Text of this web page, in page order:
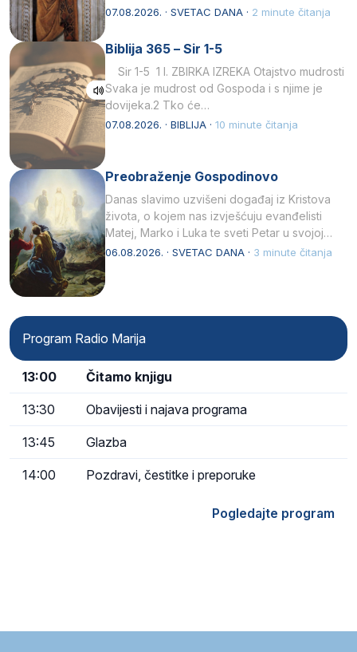
afričkim…
07.08.2026. · SVETAC DANA · 2 minute čitanja
Biblija 365 – Sir 1-5
Sir 1-5 1 I. ZBIRKA IZREKA Otajstvo mudrosti
Svaka je mudrost od Gospoda i s njime je
dovijeka.2 Tko će…
07.08.2026. · BIBLIJA · 10 minute čitanja
Preobraženje Gospodinovo
Danas slavimo uzvišeni događaj iz Kristova
života, o kojem nas izvješćuju evanđelisti
Matej, Marko i Luka te sveti Petar u svojoj
drugoj…
06.08.2026. · SVETAC DANA · 3 minute čitanja
Program Radio Marija
13:00 Čitamo knjigu
13:30 Obavijesti i najava programa
13:45 Glazba
14:00 Pozdravi, čestitke i preporuke
Pogledajte program